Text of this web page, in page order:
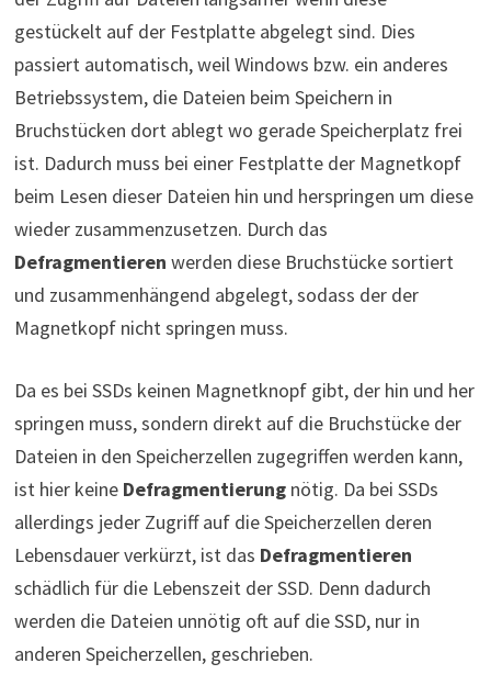
gestückelt auf der Festplatte abgelegt sind. Dies
passiert automatisch, weil Windows bzw. ein anderes
Betriebssystem, die Dateien beim Speichern in
Bruchstücken dort ablegt wo gerade Speicherplatz frei
ist. Dadurch muss bei einer Festplatte der Magnetkopf
beim Lesen dieser Dateien hin und herspringen um diese
wieder zusammenzusetzen. Durch das
Defragmentieren werden diese Bruchstücke sortiert
und zusammenhängend abgelegt, sodass der der
Magnetkopf nicht springen muss.
Da es bei SSDs keinen Magnetknopf gibt, der hin und her
springen muss, sondern direkt auf die Bruchstücke der
Dateien in den Speicherzellen zugegriffen werden kann,
ist hier keine Defragmentierungnötig. Da bei SSDs
allerdings jeder Zugriff auf die Speicherzellen deren
Lebensdauer verkürzt, ist das Defragmentieren
schädlich für die Lebenszeit der SSD. Denn dadurch
werden die Dateien unnötig oft auf die SSD, nur in
anderen Speicherzellen, geschrieben.